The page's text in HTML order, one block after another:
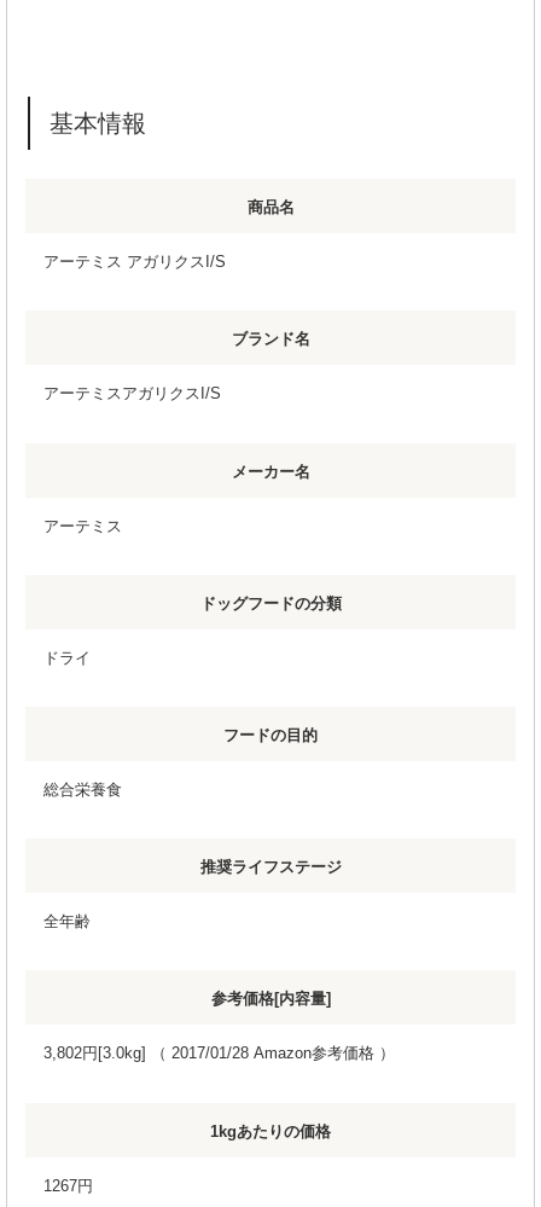
基本情報
商品名
アーテミス アガリクスI/S
ブランド名
アーテミスアガリクスI/S
メーカー名
アーテミス
ドッグフードの分類
ドライ
フードの目的
総合栄養食
推奨ライフステージ
全年齢
参考価格[内容量]
3,802円[3.0kg] （ 2017/01/28 Amazon参考価格 ）
1kgあたりの価格
1267円